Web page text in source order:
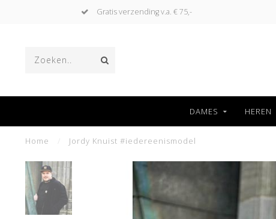
Gratis verzending v.a. € 75,-
DAMES HEREN
Home Jordy Knuist #iedereenismodel